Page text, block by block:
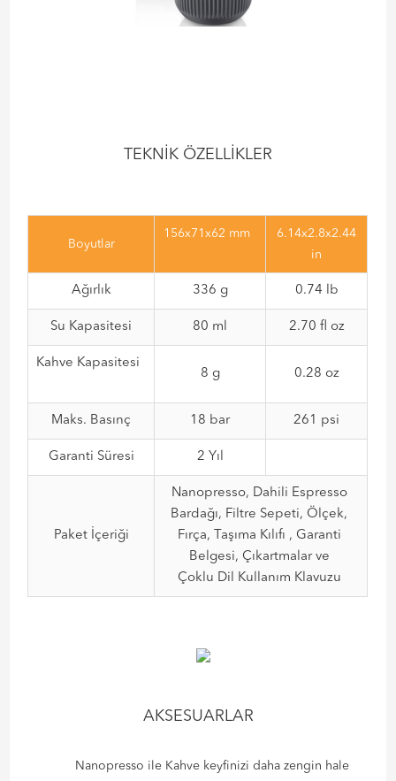
TEKNİK ÖZELLİKLER
Boyutlar
156x71x62 mm
6.14x2.8x2.44
in
Ağırlık 336 g 0.74 lb
Su Kapasitesi 80 ml 2.70 fl oz
Kahve Kapasitesi
8 g
0.28 oz
Maks. Basınç 18 bar 261 psi
Garanti Süresi 2 Yıl
Paket İçeriği
Nanopresso, Dahili Espresso
Bardağı, Filtre Sepeti, Ölçek,
Fırça, Taşıma Kılıfı , Garanti
Belgesi, Çıkartmalar ve
Çoklu Dil Kullanım Klavuzu
AKSESUARLAR
Nanopresso ile Kahve keyfinizi daha zengin hale